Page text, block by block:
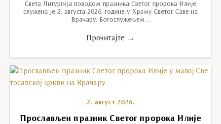
Света Литургија поводом празника Светог пророка Илије
служена је 2. августа 2026. године у Храму Светог Саве на
Врачару. Богослужењем…
Прочитајте →
2. август 2026.
Прослављен празник Светог пророка Илије